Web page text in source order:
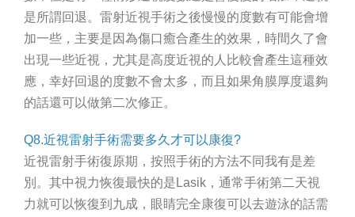
是所謂回退。雷射近視手術之後慢慢的度數有可能會增
加一些，主要是因為傷口癒合產生的效果，時間久了會
出現一些近視，尤其是高度近視的人比較會產生這種效
應，幸好回退的度數不會太多，而且如果角膜厚度還夠
的話還可以做第二次修正。
Q8.近視雷射手術需要多久才可以康復?
近視雷射手術復原期，按照手術的方法不同我有是差
別。其中視力恢復最快的是Lasik，通常手術第二天視
力就可以恢復到九成，眼睛完全康復可以去遊泳的話需